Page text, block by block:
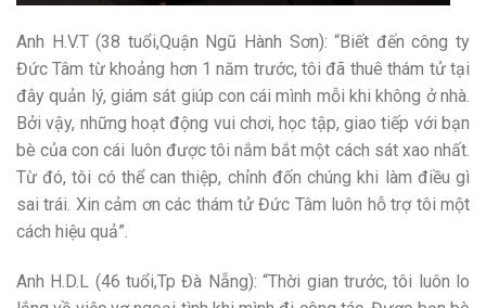
Anh H.V.T (38 tuổi,Quận Ngũ Hành Sơn): “Biết đến công ty
Đức Tâm từ khoảng hơn 1 năm trước, tôi đã thuê thám tử tại
đây quản lý, giám sát giúp con cái mình mỗi khi không ở nhà.
Bởi vậy, những hoạt động vui chơi, học tập, giao tiếp với bạn
bè của con cái luôn được tôi nắm bắt một cách sát xao nhất.
Từ đó, tôi có thể can thiệp, chỉnh đốn chúng khi làm điều gì
sai trái. Xin cảm ơn các thám tử Đức Tâm luôn hỗ trợ tôi một
cách hiệu quả”.
Anh H.D.L (46 tuổi,Tp Đà Nẵng): “Thời gian trước, tôi luôn lo